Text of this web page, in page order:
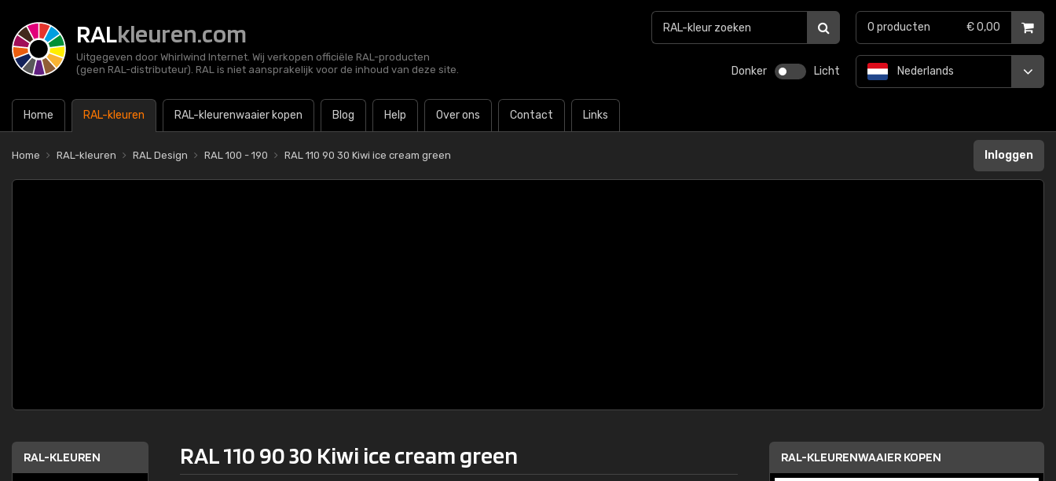
RALkleuren.com
Uitgegeven door Whirlwind Internet. Wij verkopen officiële RAL-producten
(geen RAL-distributeur). RAL is niet aansprakelijk voor de inhoud van deze site.
Donker Licht
Home RAL-kleuren RAL-kleurenwaaier kopen Blog Help Over ons Contact Links
Nederlands
0 producten € 0,00
Home RAL-kleuren RAL Design RAL 100 - 190 RAL 110 90 30 Kiwi ice cream green Inloggen
RAL-KLEUREN RAL 110 90 30 Kiwi ice cream green RAL-KLEURENWAAIER KOPEN